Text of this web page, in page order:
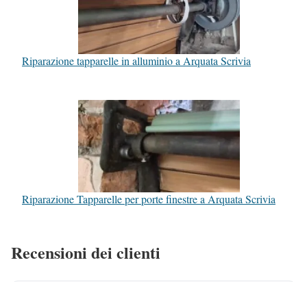
Riparazione tapparelle in alluminio a Arquata Scrivia
Riparazione Tapparelle per porte finestre a Arquata Scrivia
Recensioni dei clienti